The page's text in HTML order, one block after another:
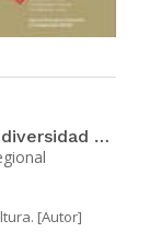
Revalorización y conservación de la diversidad biocultural andina
[Autor]